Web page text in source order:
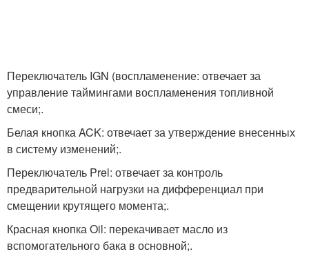
Переключатель IGN (воспламенение: отвечает за
управление таймингами воспламенения топливной
смеси;.
Белая кнопка ACK: отвечает за утверждение внесенных
в систему изменений;.
Переключатель Prel: отвечает за контроль
предварительной нагрузки на дифференциал при
смещении крутящего момента;.
Красная кнопка Oil: перекачивает масло из
вспомогательного бака в основной;.